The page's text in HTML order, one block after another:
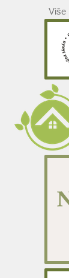
Više